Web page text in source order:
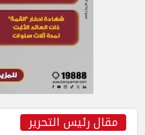
مقال رئيس التحرير